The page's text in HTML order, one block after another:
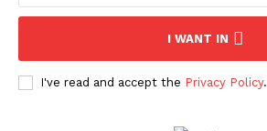
О нас
I WANT IN
I've read and accept the Privacy Policy.